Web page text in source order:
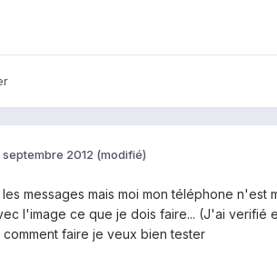
septembre 2012 (modifié)
messages mais moi mon téléphone n'est
l'image ce que je dois faire... (J'ai verifié
comment faire je veux bien tester